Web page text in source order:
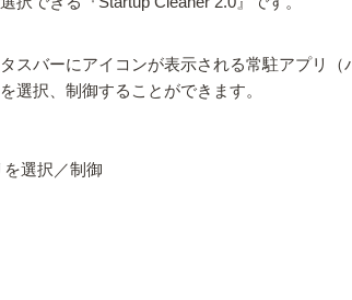
スバーにアイコンが表示される常駐アプリ
選択、制御することができます。
選択／制御